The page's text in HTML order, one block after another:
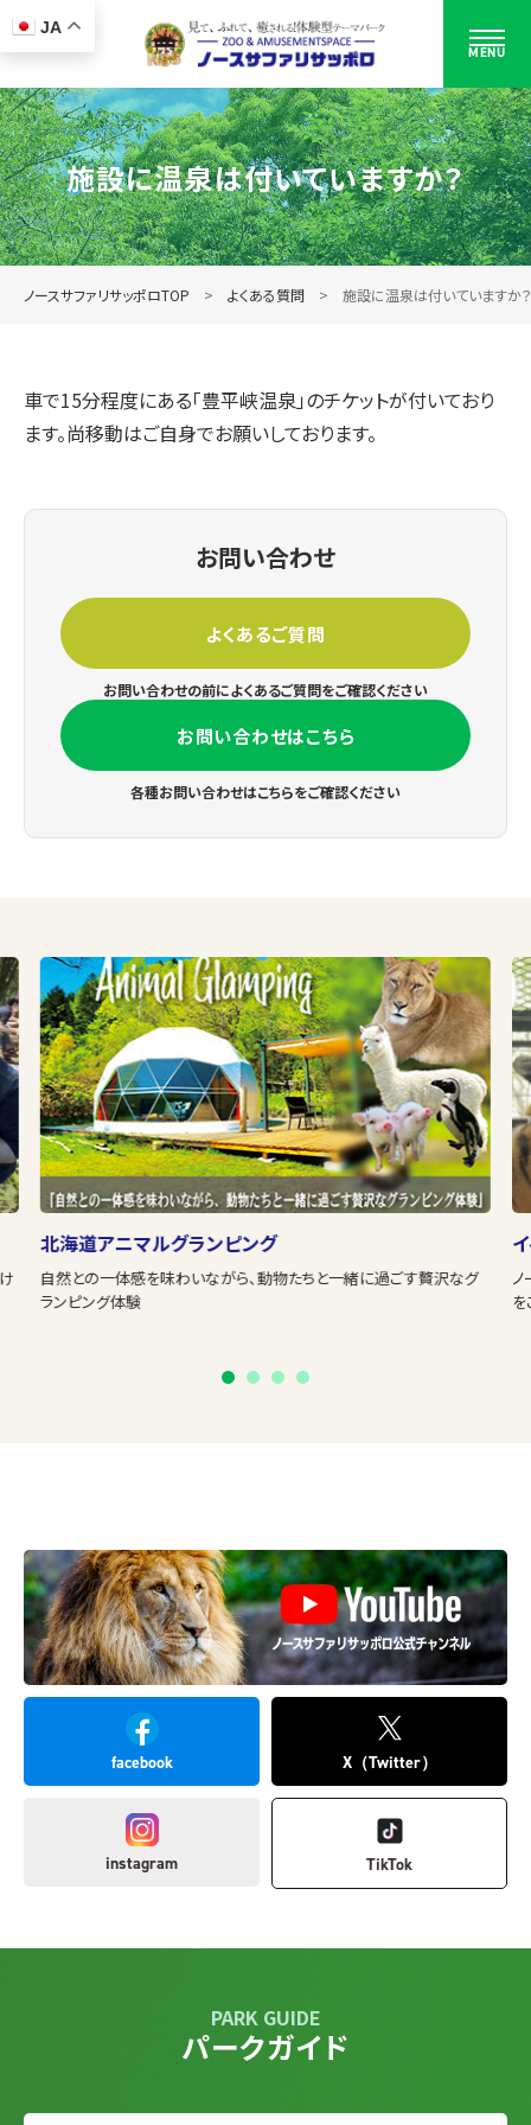
JA
MENU
施設に温泉は付いていますか？
ノースサファリサッポロTOP よくある質問 施設に温泉は付いていますか？
車で15分程度にある「豊平峡温泉」のチケットが付いており
ます。尚移動はご自身でお願いしております。
お問い合わせ
よくあるご質問
お問い合わせの前によくあるご質問をご確認ください
お問い合わせはこちら
各種お問い合わせはこちらをご確認ください
イベント・体験
ノースサファリサッポロでしか味わうことのできないプレミアムな体験
をご用意しております。
す
facebook X（Twitter）
instagram TikTok
PARK GUIDE
パークガイド